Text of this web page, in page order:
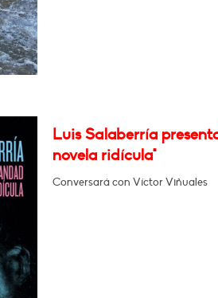
Luis Salaberría
novela ridícula"
Conversará con Víctor Viñuales